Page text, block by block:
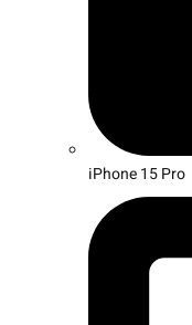
iPhone 15 Pro